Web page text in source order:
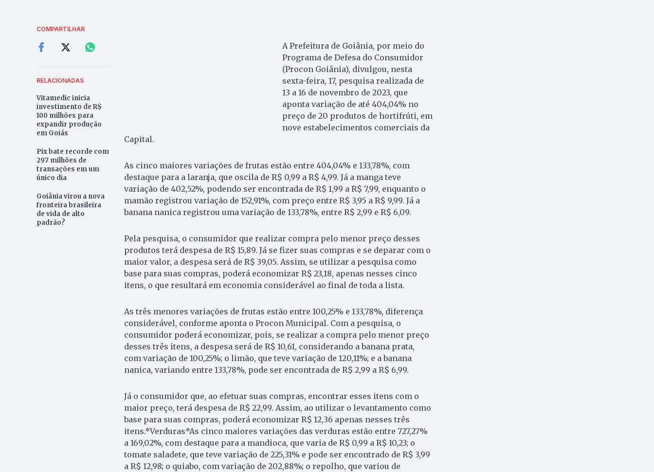
COMPARTILHAR
RELACIONADAS
Vitamedic inicia
investimento de R$
100 milhões para
expandir produção
em Goiás
Pix bate recorde com
297 milhões de
transações em um
único dia
Goiânia virou a nova
fronteira brasileira
de vida de alto
padrão?
A Prefeitura de Goiânia, por meio do
Programa de Defesa do Consumidor
(Procon Goiânia), divulgou, nesta
sexta-feira, 17, pesquisa realizada de
13 a 16 de novembro de 2023, que
aponta variação de até 404,04% no
preço de 20 produtos de hortifrúti, em
nove estabelecimentos comerciais da
Capital.
As cinco maiores variações de frutas estão entre 404,04% e 133,78%, com
destaque para a laranja, que oscila de R$ 0,99 a R$ 4,99. Já a manga teve
variação de 402,52%, podendo ser encontrada de R$ 1,99 a R$ 7,99, enquanto o
mamão registrou variação de 152,91%, com preço entre R$ 3,95 a R$ 9,99. Já a
banana nanica registrou uma variação de 133,78%, entre R$ 2,99 e R$ 6,09.
Pela pesquisa, o consumidor que realizar compra pelo menor preço desses
produtos terá despesa de R$ 15,89. Já se fizer suas compras e se deparar com o
maior valor, a despesa será de R$ 39,05. Assim, se utilizar a pesquisa como
base para suas compras, poderá economizar R$ 23,18, apenas nesses cinco
itens, o que resultará em economia considerável ao final de toda a lista.
As três menores variações de frutas estão entre 100,25% e 133,78%, diferença
considerável, conforme aponta o Procon Municipal. Com a pesquisa, o
consumidor poderá economizar, pois, se realizar a compra pelo menor preço
desses três itens, a despesa será de R$ 10,61, considerando a banana prata,
com variação de 100,25%; o limão, que teve variação de 120,11%; e a banana
nanica, variando entre 133,78%, pode ser encontrada de R$ 2,99 a R$ 6,99.
Já o consumidor que, ao efetuar suas compras, encontrar esses itens com o
maior preço, terá despesa de R$ 22,99. Assim, ao utilizar o levantamento como
base para suas compras, poderá economizar R$ 12,36 apenas nesses três
itens.*Verduras*As cinco maiores variações das verduras estão entre 727,27%
a 169,02%, com destaque para a mandioca, que varia de R$ 0,99 a R$ 10,23; o
tomate saladete, que teve variação de 225,31% e pode ser encontrado de R$ 3,99
a R$ 12,98; o quiabo, com variação de 202,88%; o repolho, que variou de